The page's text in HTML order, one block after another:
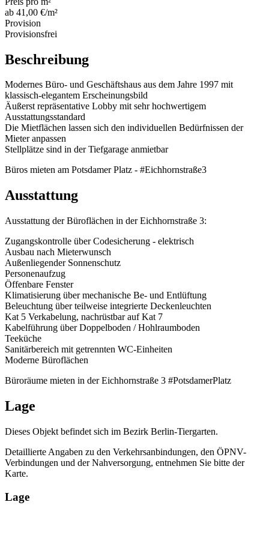
ab 41,00 €/m²
Provision
Provisionsfrei
Beschreibung
Modernes Büro- und Geschäftshaus aus dem Jahre 1997 mit
klassisch-elegantem Erscheinungsbild
Äußerst repräsentative Lobby mit sehr hochwertigem
Ausstattungsstandard
Die Mietflächen lassen sich den individuellen Bedürfnissen der
Mieter anpassen
Stellplätze sind in der Tiefgarage anmietbar
Büros mieten am Potsdamer Platz - #Eichhornstraße3
Ausstattung
Ausstattung der Büroflächen in der Eichhornstraße 3:
Zugangskontrolle über Codesicherung - elektrisch
Ausbau nach Mieterwunsch
Außenliegender Sonnenschutz
Personenaufzug
Öffenbare Fenster
Klimatisierung über mechanische Be- und Entlüftung
Beleuchtung über teilweise integrierte Deckenleuchten
Kat 5 Verkabelung, nachrüstbar auf Kat 7
Kabelführung über Doppelboden / Hohlraumboden
Teeküche
Sanitärbereich mit getrennten WC-Einheiten
Moderne Büroflächen
Büroräume mieten in der Eichhornstraße 3 #PotsdamerPlatz
Lage
Dieses Objekt befindet sich im Bezirk Berlin-Tiergarten.
Detaillierte Angaben zu den Verkehrsanbindungen, den ÖPNV-
Verbindungen und der Nahversorgung, entnehmen Sie bitte der
Karte.
Lage